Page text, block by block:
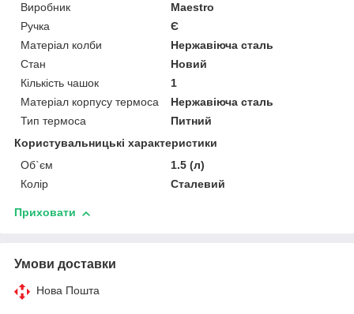
Виробник
Maestro
Ручка
Є
Матеріал колби
Нержавіюча сталь
Стан
Новий
Кількість чашок
1
Матеріал корпусу термоса
Нержавіюча сталь
Тип термоса
Питний
Користувальницькі характеристики
Об`єм
1.5 (л)
Колір
Сталевий
Приховати
Умови доставки
Нова Пошта